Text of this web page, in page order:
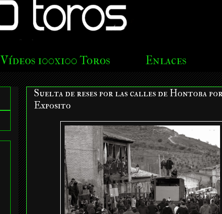
Vídeos 100x100 Toros Enlaces
Suelta de reses por las calles de Hontoba
Exposito